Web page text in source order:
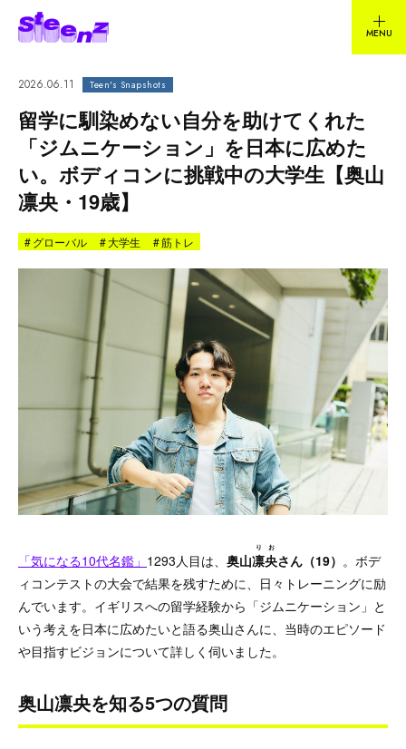
2026.06.11 Teen's Snapshots
留学に馴染めない自分を助けてくれた
「ジムニケーション」を日本に広めた
い。ボディコンに挑戦中の大学生【奥山
凛央・19歳】
#グローバル #大学生 #筋トレ
「気になる10代名鑑」 1293人目は、 奥山凛央
りお
さん（19） 。ボデ
ィコンテストの大会で結果を残すために、日々トレーニングに励
んでいます。イギリスへの留学経験から「ジムニケーション」と
いう考えを日本に広めたいと語る奥山さんに、当時のエピソード
や目指すビジョンについて詳しく伺いました。
奥山凛央を知る5つの質問